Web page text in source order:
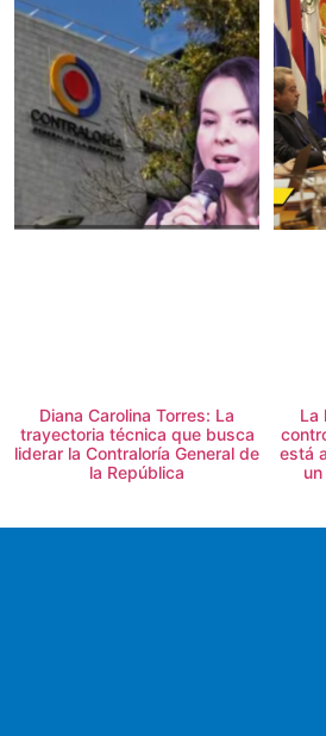
Diana Carolina Torres: La
trayectoria técnica que busca
liderar la Contraloría General de
la República
La
está